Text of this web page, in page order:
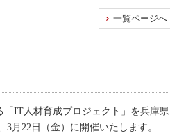
一覧ページへ
「IT人材育成プロジェクト」を兵庫県
月22日（金）に開催いたします。